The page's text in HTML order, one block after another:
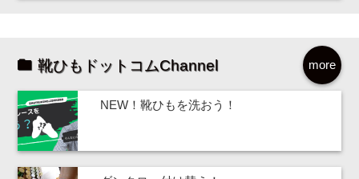
more
靴ひもドットコムChannel
NEW！靴ひもを洗おう！